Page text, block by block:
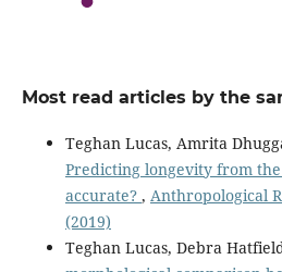
Most read articles by the
Teghan Lucas, Amrita
Predicting longevity from
accurate? , Anthropological
(2019)
Teghan Lucas, Debra